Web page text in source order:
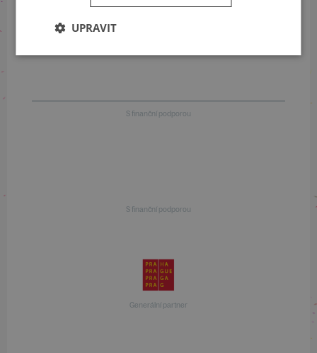
Informace o programu
S finanční podporou
S finanční podporou
Generální partner
UPRAVIT